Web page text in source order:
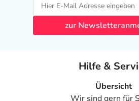
zur
Hilfe &
Übersicht
Wir sind gern für